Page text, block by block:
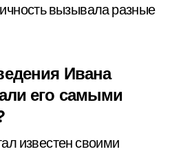
вызывала разные
Ивана
его самыми
известен своими